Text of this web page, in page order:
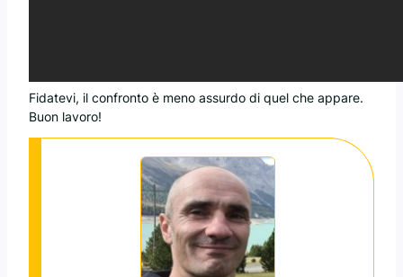
Fidatevi, il confronto è meno assurdo di quel che appare.
Buon lavoro!